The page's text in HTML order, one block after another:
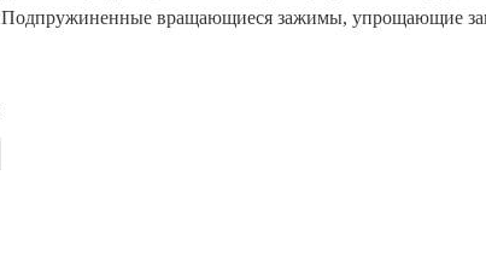
Подпружиненные вращающиеся зажимы, упрощающие